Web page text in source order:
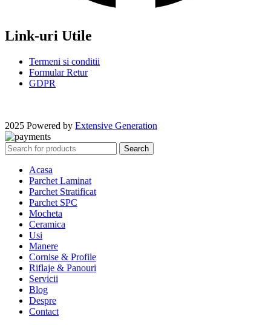
Link-uri Utile
Termeni si conditii
Formular Retur
GDPR
2025 Powered by Extensive Generation
Search
Acasa
Parchet Laminat
Parchet Stratificat
Parchet SPC
Mocheta
Ceramica
Usi
Manere
Cornise & Profile
Riflaje & Panouri
Servicii
Blog
Despre
Contact